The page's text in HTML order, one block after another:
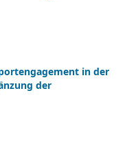
in der
der